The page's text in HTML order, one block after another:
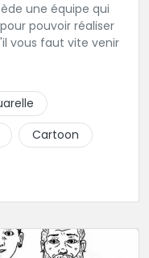
une équipe qui
pouvoir réaliser
vous faut vite venir
Cartoon